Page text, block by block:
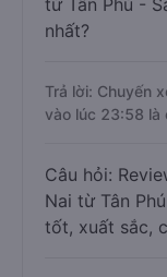
từ Tân Phú -
nhất?
Trả lời: Chuyến
vào lúc 23:58 là
Câu hỏi:
Nai từ Tân
tốt, xuất sắc,